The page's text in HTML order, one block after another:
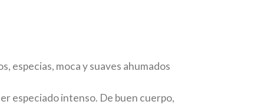
especias, moca y suaves ahumados
especiado intenso. De buen cuerpo,